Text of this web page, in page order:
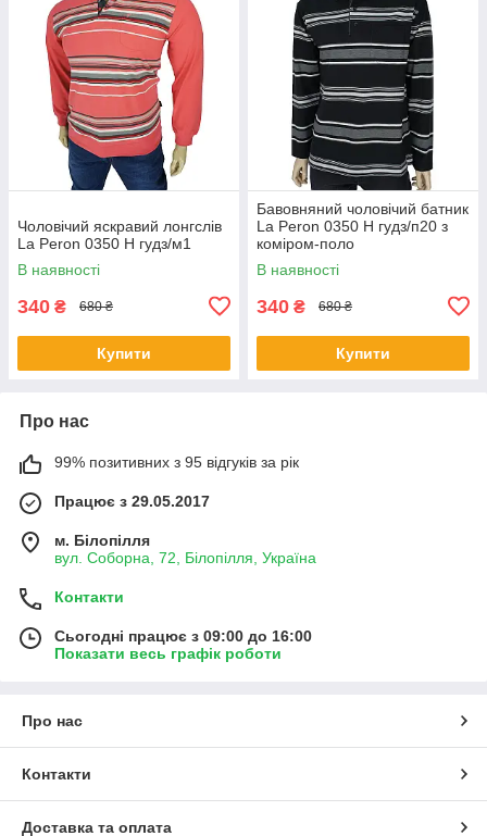
Чоловічий яскравий лонгслів
La Peron 0350 H гудз/м1
В наявності
340 ₴ 680 ₴
Купити
Бавовняний чоловічий батник
La Peron 0350 H гудз/п20 з
коміром-поло
В наявності
340 ₴ 680 ₴
Купити
Про нас
99% позитивних з 95 відгуків за рік
Працює з 29.05.2017
м. Білопілля
вул. Соборна, 72, Білопілля, Україна
Контакти
Сьогодні працює з 09:00 до 16:00
Показати весь графік роботи
Про нас
Контакти
Доставка та оплата